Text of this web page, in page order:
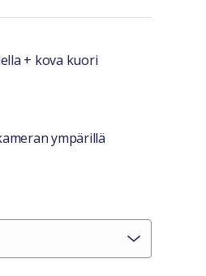
+ kova kuori
ympärillä